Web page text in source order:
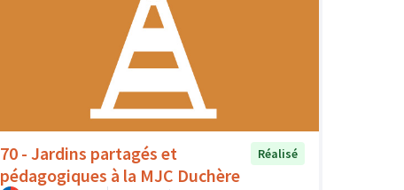
70 - Jardins partagés et
pédagogiques à la MJC Duchère
Réalisé